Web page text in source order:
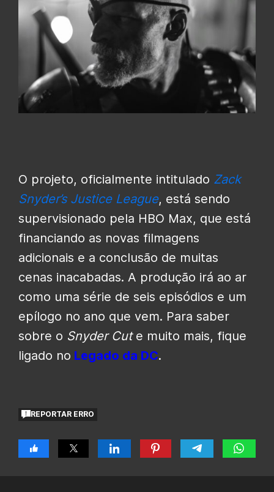
O projeto, oficialmente intitulado Zack
Snyder’s Justice League, está sendo
supervisionado pela HBO Max, que está
financiando as novas filmagens
adicionais e a conclusão de muitas
cenas inacabadas. A produção irá ao ar
como uma série de seis episódios e um
epílogo no ano que vem. Para saber
sobre o Snyder Cute muito mais, fique
ligado no Legado da DC.
REPORTAR ERRO